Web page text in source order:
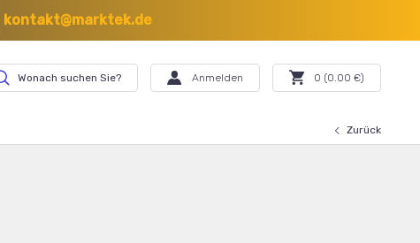
kontakt@marktek.de
Wonach suchen Sie? Anmelden 0 (0.00 €)
Zurück